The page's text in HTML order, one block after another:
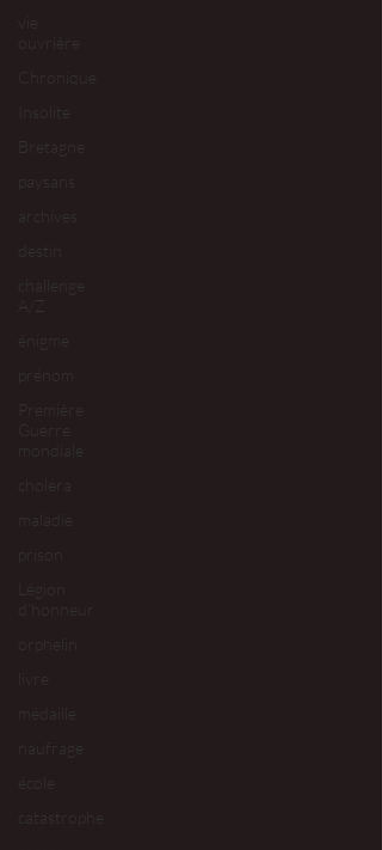
vie
ouvrière
Chronique
Insolite
Bretagne
paysans
archives
destin
challenge
A/Z
énigme
prénom
Première
Guerre
mondiale
choléra
maladie
Légion
d'honneur
orphelin
livre
médaille
naufrage
école
catastrophe